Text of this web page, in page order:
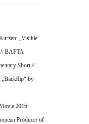
„Visible
// BAFTA
Short //
„Backflip“ by
2016:
Producer of